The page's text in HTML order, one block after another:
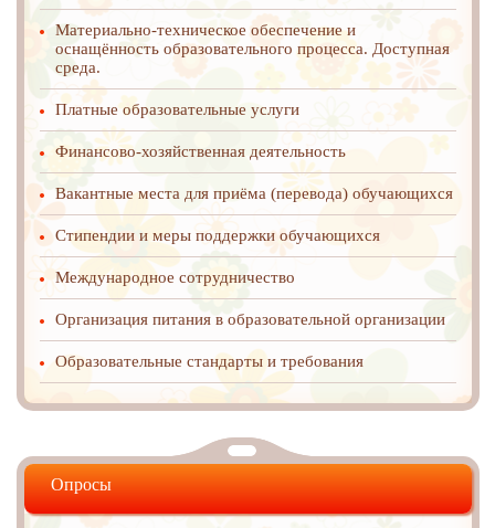
Материально-техническое обеспечение и
оснащённость образовательного процесса. Доступная
среда.
Платные образовательные услуги
Финансово-хозяйственная деятельность
Вакантные места для приёма (перевода) обучающихся
Стипендии и меры поддержки обучающихся
Международное cотрудничество
Организация питания в образовательной организации
Образовательные стандарты и требования
Опросы